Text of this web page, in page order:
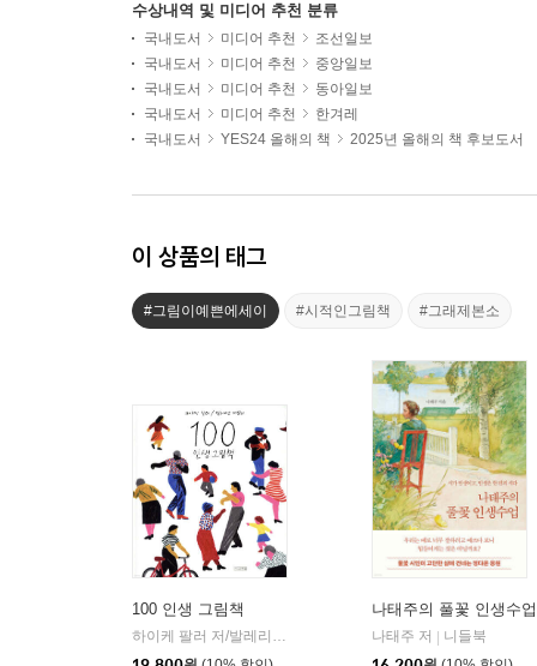
수상내역 및 미디어 추천 분류
국내도서 미디어 추천
조선일보
국내도서
미디어 추천
중앙일보
국내도서
미디어 추천
동아일보
국내도서
미디어 추천
한겨레
국내도서
YES24 올해의 책 2025년 올해의 책 후보도서
이 상품의 태그
#그림이예쁜에세이 #시적인그림책 #그래제본소
100 인생 그림책
하이케 팔러 저/발레리오 비달리 그림/김서정 역
사계절
나태주의 풀꽃 인생수업
나태주 저
니들북